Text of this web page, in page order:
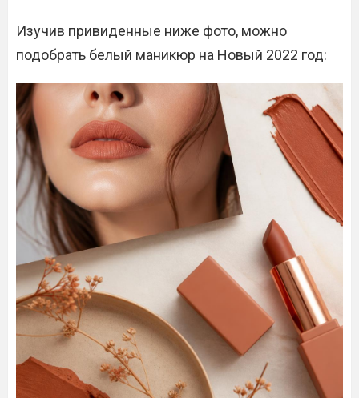
Изучив привиденные ниже фото, можно
подобрать белый маникюр на Новый 2022 год: